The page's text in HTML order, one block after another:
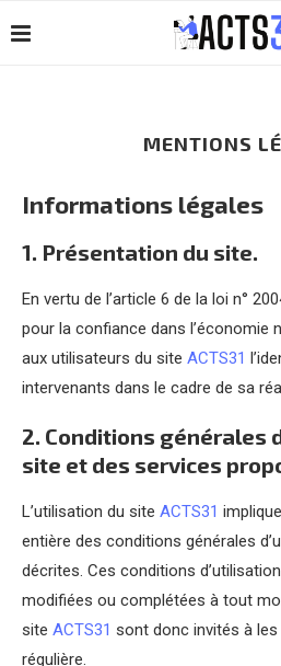
MENTIONS
Informations légales
1. Présentation du site.
En vertu de l’article 6 de la loi n°
pour la confiance dans l’économie
aux utilisateurs du site ACTS31
intervenants dans le cadre de sa
2. Conditions générales
site et des services
L’utilisation du site ACTS31
entière des conditions générales
décrites. Ces conditions
modifiées ou complétées à tout
site ACTS31 sont donc invités à
régulière.